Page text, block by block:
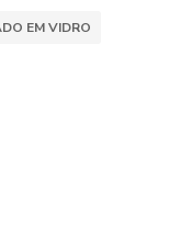
EM VIDRO